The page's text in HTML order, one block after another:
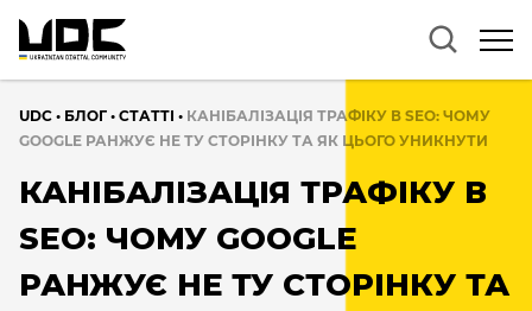
UDC • БЛОГ • CТАТТІ • КАНІБАЛІЗАЦІЯ ТРАФІКУ В SEO: ЧОМУ
GOOGLE РАНЖУЄ НЕ ТУ СТОРІНКУ ТА ЯК ЦЬОГО УНИКНУТИ
КАНІБАЛІЗАЦІЯ ТРАФІКУ В
SEO: ЧОМУ GOOGLE
РАНЖУЄ НЕ ТУ СТОРІНКУ ТА